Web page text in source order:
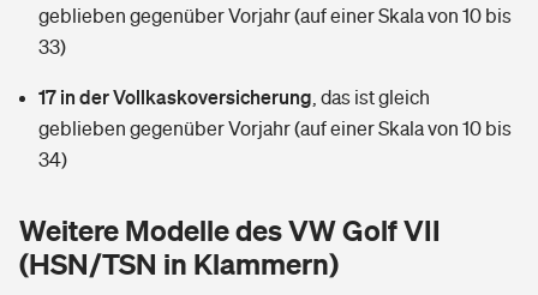
Zur Übersicht
Tools
Wer versichert was: Jetzt Versicherer finden
Hundehalter-Haftpflicht
Handyversicherung
Musikinstrumentenversicherung
Tools
Wer versichert was: Jetzt Versicherer finden
Sie haben Fragen?
Rentenrechner: Wie viel Geld bekomme ich im Alter?
geblieben gegenüber Vorjahr (auf einer Skala von 10 bis
33)
17 in der Vollkaskoversicherung das ist gleich
geblieben gegenüber Vorjahr (auf einer Skala von 10 bis
34)
Weitere Modelle des VW Golf VII
(HSN/TSN in Klammern)